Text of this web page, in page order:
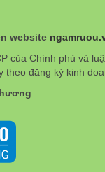
website
của Chính phủ và
theo đăng ký kinh